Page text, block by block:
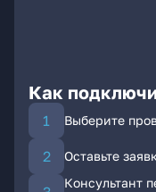
Как
Выберите
Оставьте
Консультант